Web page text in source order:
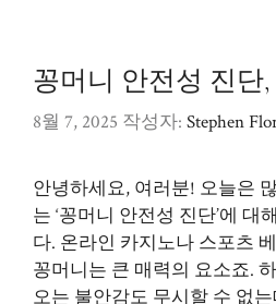
꽁머니 안전성 진단
8월 7, 2025 작성자: Stephen
안녕하세요, 여러분! 오늘은
는 ‘꽁머니 안전성 진단’에 대
다. 온라인 카지노나 스포츠
꽁머니는 큰 매력의 요소죠.
오는 불안감도 무시할 수 없